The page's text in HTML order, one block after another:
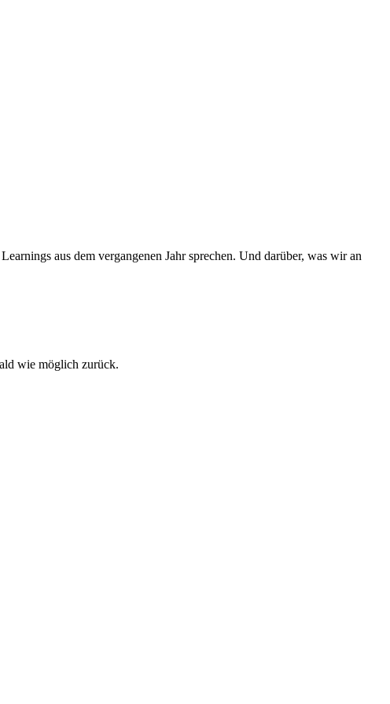
aus dem vergangenen Jahr sprechen. Und darüber, was wir an
wie möglich zurück.